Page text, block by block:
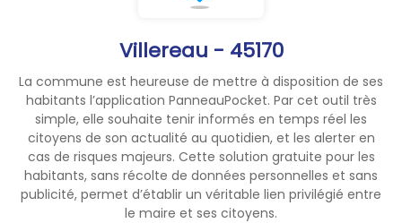
Villereau - 45170
La commune est heureuse de mettre à disposition de ses
habitants l’application PanneauPocket. Par cet outil très
simple, elle souhaite tenir informés en temps réel les
citoyens de son actualité au quotidien, et les alerter en
cas de risques majeurs. Cette solution gratuite pour les
habitants, sans récolte de données personnelles et sans
publicité, permet d’établir un véritable lien privilégié entre
le maire et ses citoyens.